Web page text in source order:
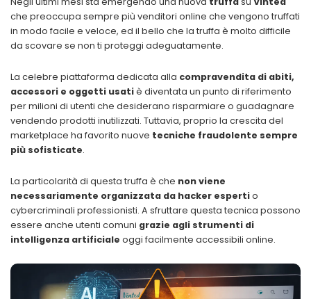
che preoccupa sempre più venditori online che vengono truffati
in modo facile e veloce, ed il bello che la truffa è molto difficile
da scovare se non ti proteggi adeguatamente.
La celebre piattaforma dedicata alla compravendita di abiti,
accessori e oggetti usatiè diventata un punto di riferimento
per milioni di utenti che desiderano risparmiare o guadagnare
vendendo prodotti inutilizzati. Tuttavia, proprio la crescita del
marketplace ha favorito nuove tecniche fraudolente sempre
più sofisticate.
La particolarità di questa truffa è che non viene
necessariamente organizzata da hacker espertio
cybercriminali professionisti. A sfruttare questa tecnica possono
essere anche utenti comuni grazie agli strumenti di
intelligenza artificiale oggi facilmente accessibili online.